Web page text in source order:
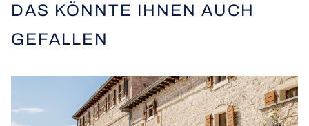
DAS KÖNNTE IHNEN AUCH
GEFALLEN